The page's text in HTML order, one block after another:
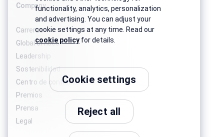
Company
Carreras
Global offices
Leadership
Sostenibilidad
Centro de confianza
Premios
Prensa
Legal
functionality, analytics, personalization
and advertising. You can adjust your
cookie settings at any time. Read our
cookie policy for details.
Cookie settings
Reject all